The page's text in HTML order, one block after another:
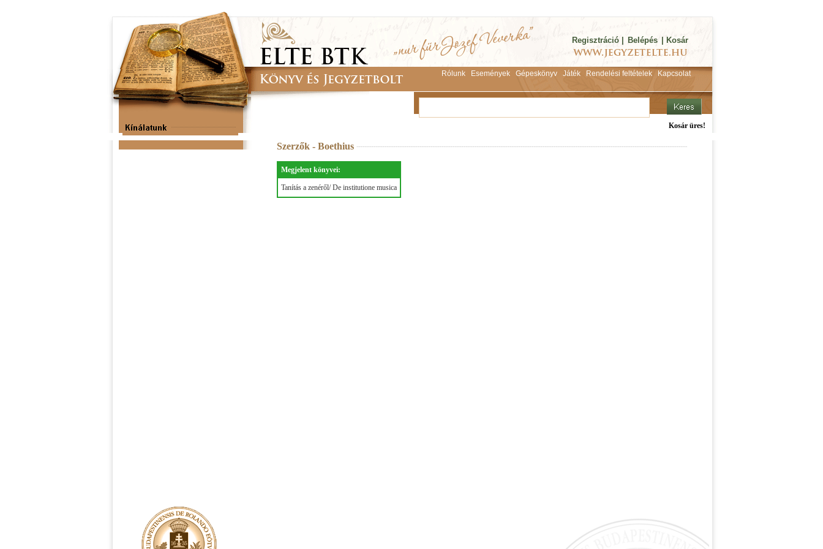
Regisztráció Belépés Kosár
Rólunk Események Gépeskönyv Játék Rendelési feltételek Kapcsolat
Kosár üres!
Szerzők - Boethius
Megjelent könyvei:
Tanítás a zenéről/ De institutione musica